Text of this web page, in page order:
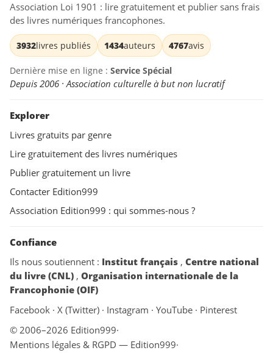
Association Loi 1901 : lire gratuitement et publier sans frais
des livres numériques francophones.
3932livres publiés 1434auteurs 4767avis
Dernière mise en ligne : Service Spécial
Depuis 2006 · Association culturelle à but non lucratif
Explorer
Livres gratuits par genre
Lire gratuitement des livres numériques
Publier gratuitement un livre
Contacter Edition999
Association Edition999 : qui sommes-nous ?
Confiance
Ils nous soutiennent : Institut français , Centre national
du livre (CNL) , Organisation internationale de la
Francophonie (OIF)
Facebook · X (Twitter) · Instagram · YouTube · Pinterest
© 2006–2026 Edition999·
Mentions légales & RGPD — Edition999·